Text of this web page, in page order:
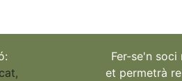
,
Fer-se'n
et permetrà